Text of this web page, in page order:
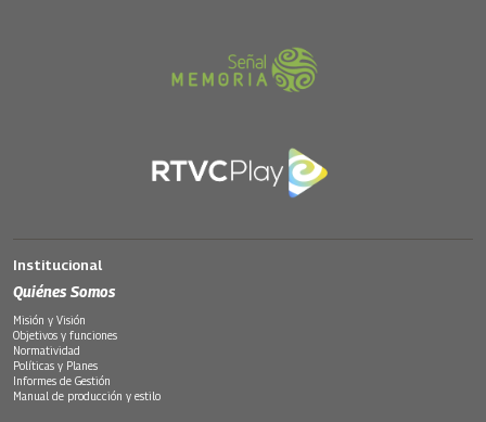
Institucional
Quiénes Somos
Misión y Visión
Objetivos y funciones
Normatividad
Políticas y Planes
Informes de Gestión
Manual de producción y estilo